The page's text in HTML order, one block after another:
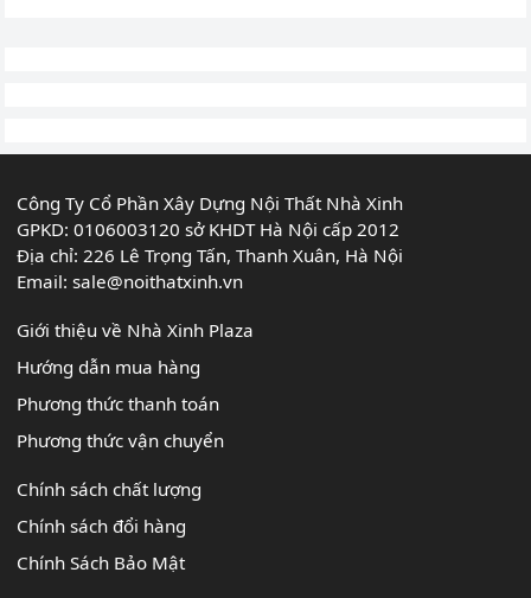
Công Ty Cổ Phần Xây Dựng Nội Thất Nhà Xinh
GPKD: 0106003120 sở KHDT Hà Nội cấp 2012
Địa chỉ: 226 Lê Trọng Tấn, Thanh Xuân, Hà Nội
Email:sale@noithatxinh.vn
Giới thiệu về Nhà Xinh Plaza
Hướng dẫn mua hàng
Phương thức thanh toán
Phương thức vận chuyển
Chính sách chất lượng
Chính sách đổi hàng
Chính Sách Bảo Mật